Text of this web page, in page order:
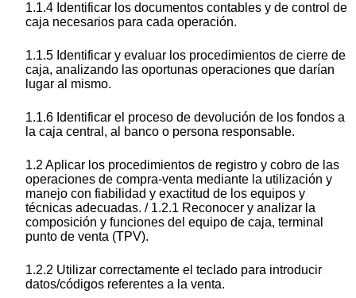
1.1.4 Identificar los documentos contables y de control de
caja necesarios para cada operación.
1.1.5 Identificar y evaluar los procedimientos de cierre de
caja, analizando las oportunas operaciones que darían
lugar al mismo.
1.1.6 Identificar el proceso de devolución de los fondos a
la caja central, al banco o persona responsable.
1.2 Aplicar los procedimientos de registro y cobro de las
operaciones de compra-venta mediante la utilización y
manejo con fiabilidad y exactitud de los equipos y
técnicas adecuadas. / 1.2.1 Reconocer y analizar la
composición y funciones del equipo de caja, terminal
punto de venta (TPV).
1.2.2 Utilizar correctamente el teclado para introducir
datos/códigos referentes a la venta.